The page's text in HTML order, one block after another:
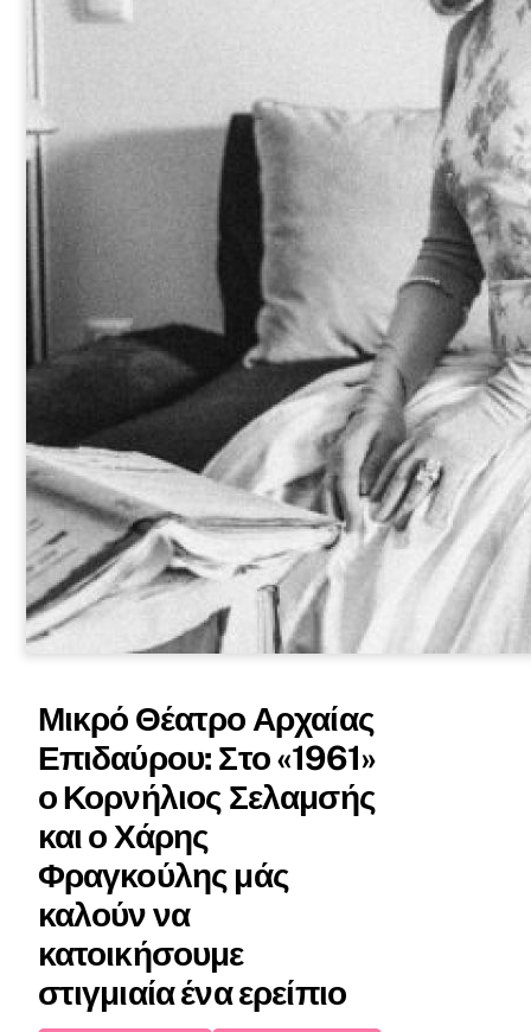
Μικρό Θέατρο Αρχαίας
Επιδαύρου: Στο «1961»
ο Κορνήλιος Σελαμσής
και ο Χάρης
Φραγκούλης μάς
καλούν να
κατοικήσουμε
στιγμιαία ένα ερείπιο